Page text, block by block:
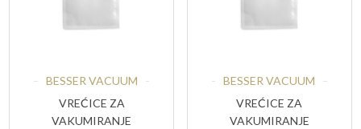
BESSER VACUUM
VREĆICE ZA
VAKUMIRANJE
BESSER VACUUM
VREĆICE ZA
VAKUMIRANJE